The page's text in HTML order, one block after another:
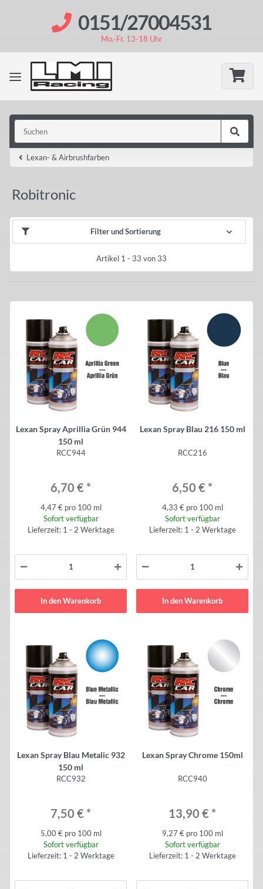
0151/27004531
Mo.-Fr. 13-18 Uhr
Lexan- & Airbrushfarben
Robitronic
Filter und Sortierung
Artikel 1 - 33 von 33
Lexan Spray Aprillia Grün 944
150 ml
RCC944
6,70 € *
4,47 € pro 100 ml
Sofort verfügbar
Lieferzeit: 1 - 2 Werktage
In den Warenkorb
Lexan Spray Blau 216 150 ml
RCC216
6,50 € *
4,33 € pro 100 ml
Sofort verfügbar
Lieferzeit: 1 - 2 Werktage
In den Warenkorb
Lexan Spray Blau Metalic 932
150 ml
RCC932
7,50 € *
5,00 € pro 100 ml
Sofort verfügbar
Lieferzeit: 1 - 2 Werktage
Lexan Spray Chrome 150ml
RCC940
13,90 € *
9,27 € pro 100 ml
Sofort verfügbar
Lieferzeit: 1 - 2 Werktage